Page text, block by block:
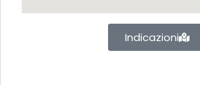
Indicazioni